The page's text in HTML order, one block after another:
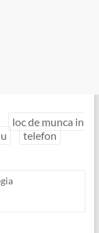
loc de munca in
telefon